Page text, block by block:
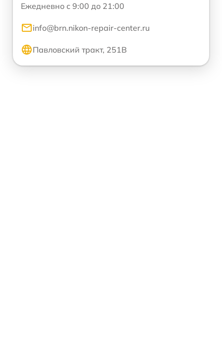
Ежедневно с 9:00 до 21:00
info@brn.nikon-repair-center.ru
Павловский тракт, 251В